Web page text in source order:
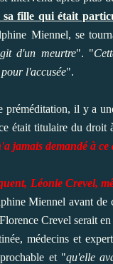
fille qui était
Miennel, se
d'un meurtre". "
l'accusée".
préméditation, il y a
était titulaire du droit
jamais demandé à ce
Léonie Crevel,
Miennel avant
Crevel serait
médecins et
et "qu'elle